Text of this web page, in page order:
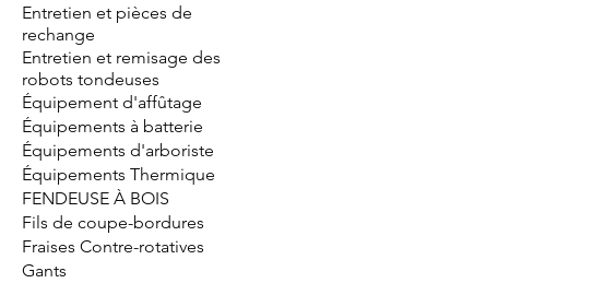
Entretien et pièces de
rechange
Entretien et remisage des
robots tondeuses
Équipement d'affûtage
Équipements à batterie
Équipements d'arboriste
Équipements Thermique
FENDEUSE À BOIS
Fils de coupe-bordures
Fraises Contre-rotatives
Gants